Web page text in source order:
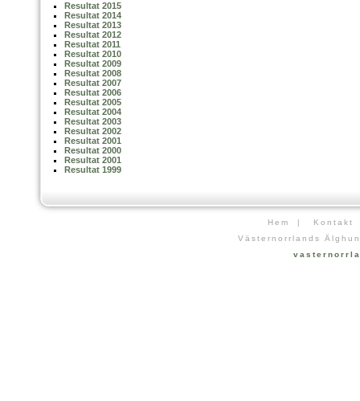
Resultat 2015
Resultat 2014
Resultat 2013
Resultat 2012
Resultat 2011
Resultat 2010
Resultat 2009
Resultat 2008
Resultat 2007
Resultat 2006
Resultat 2005
Resultat 2004
Resultat 2003
Resultat 2002
Resultat 2001
Resultat 2000
Resultat 2001
Resultat 1999
Hem |
Kontakt
Västernorrlands